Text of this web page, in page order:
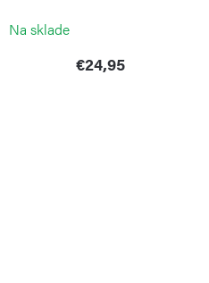
Na sklade
€24,95